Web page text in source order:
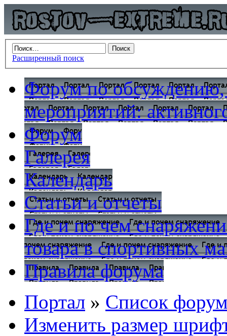
Расширенный поиск
Форум по обсуждению,
мероприятий:
Форум
Галерея
Календарь
Статьи и отчеты
Где и по чем
товара в спортивных
Правила форума
Портал » Список
Изменить размер